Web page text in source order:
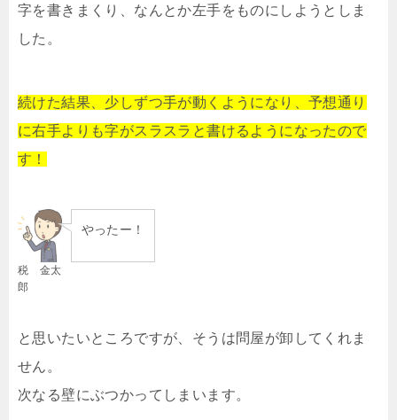
字を書きまくり、なんとか左手をものにしようとしま
した。
続けた結果、少しずつ手が動くようになり、予想通り
に右手よりも字がスラスラと書けるようになったので
す！
税 金太
郎
やったー！
と思いたいところですが、そうは問屋が卸してくれま
せん。
次なる壁にぶつかってしまいます。